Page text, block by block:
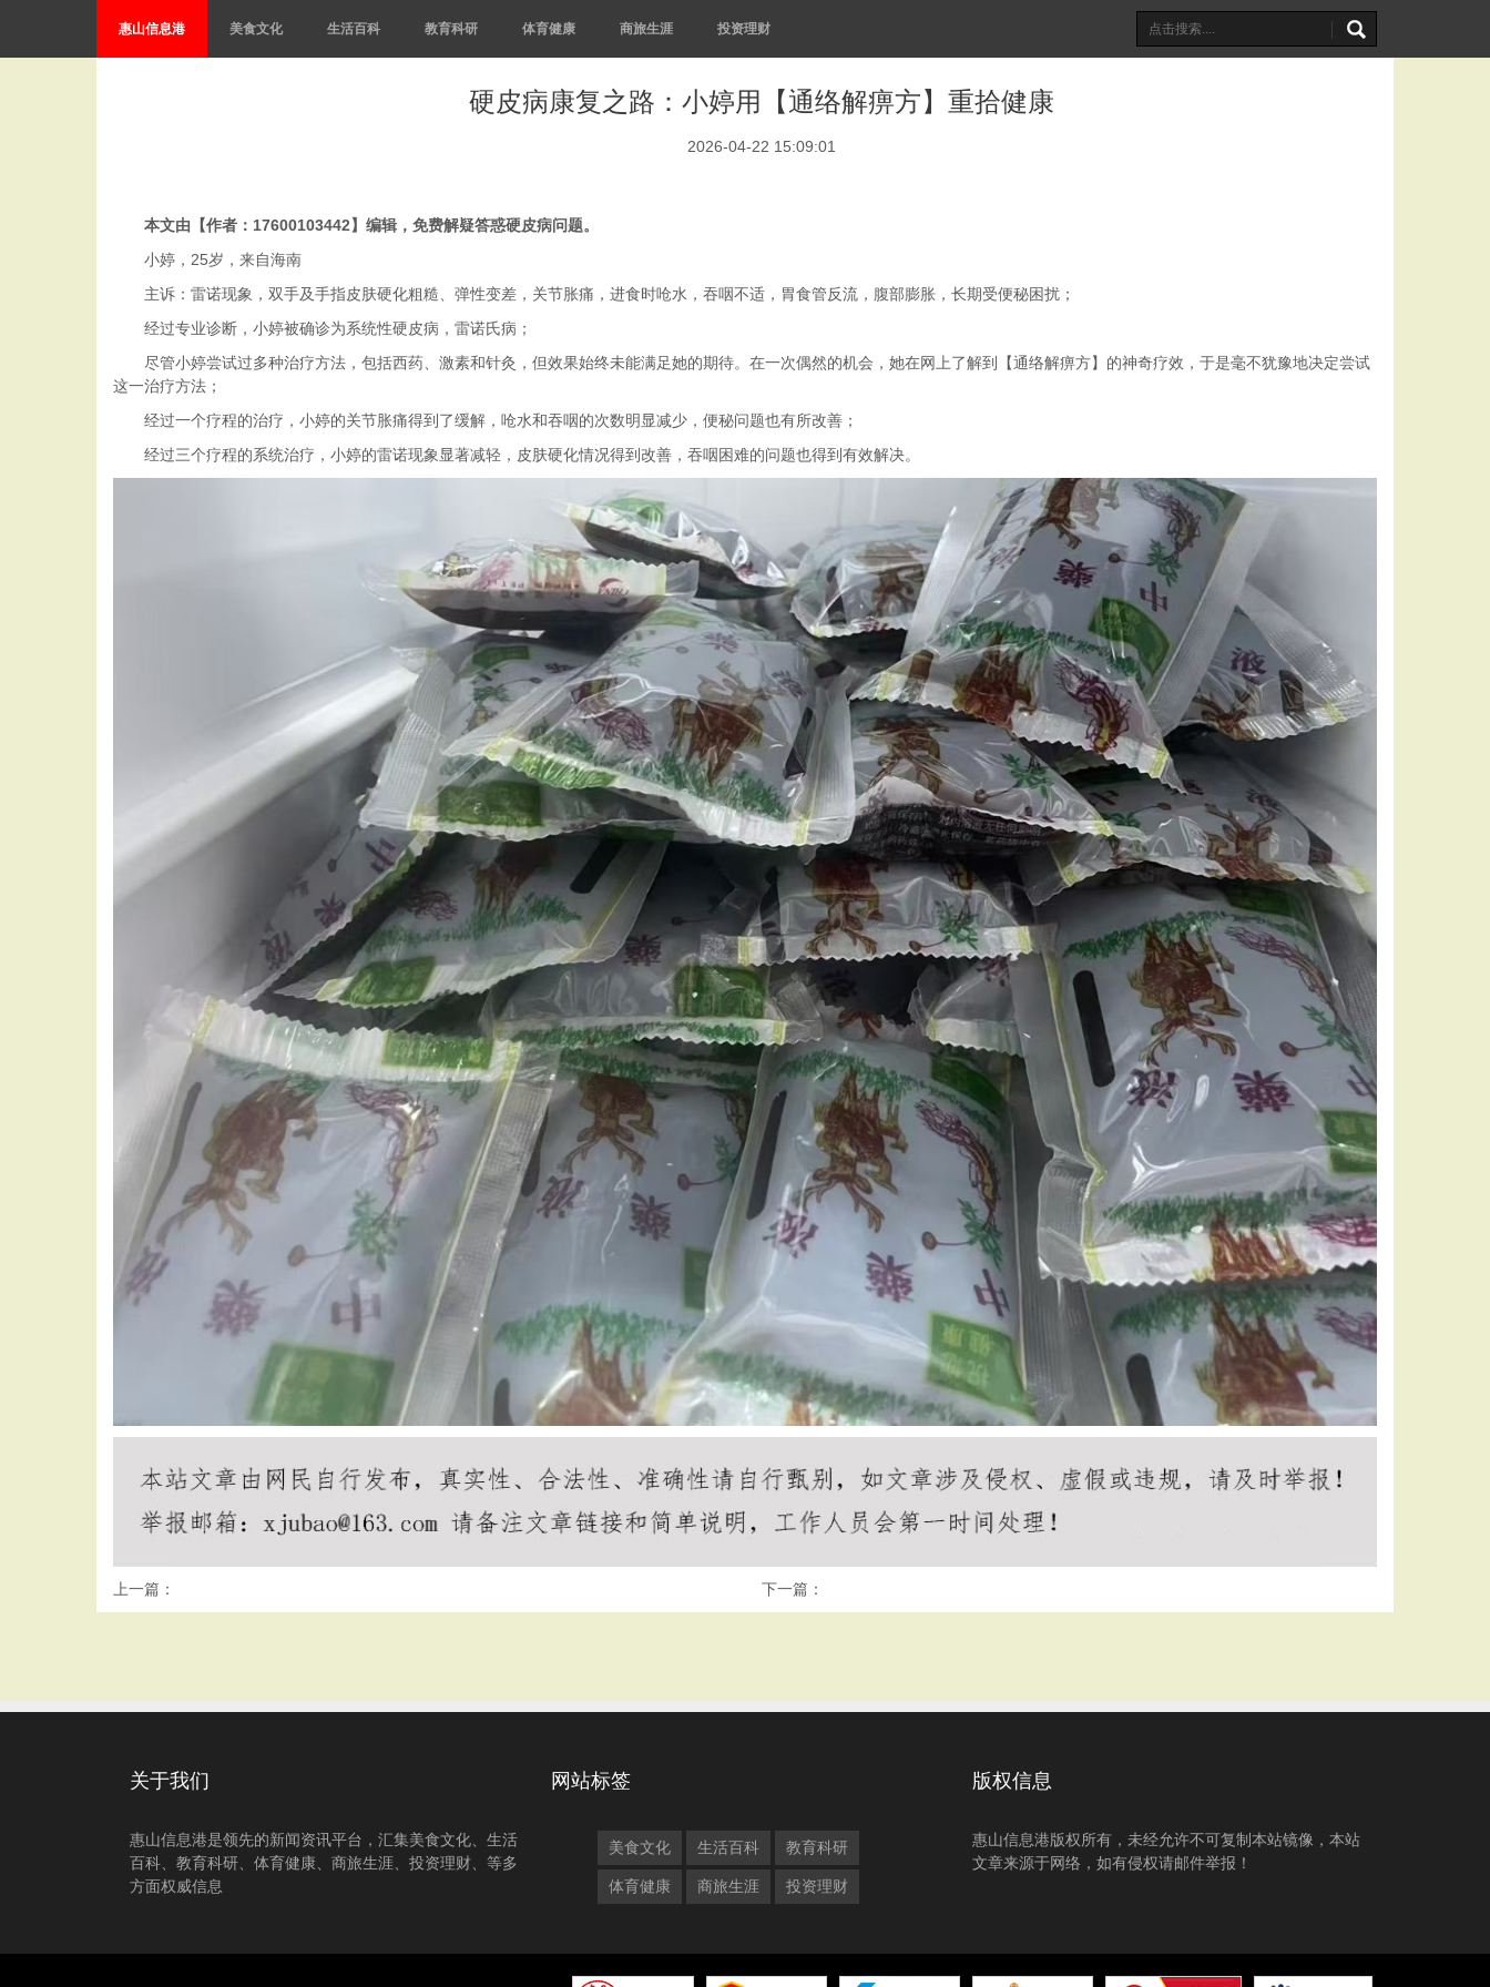
惠山信息港 美食文化 生活百科 教育科研 体育健康 商旅生涯 投资理财
硬皮病康复之路：小婷用【通络解痹方】重拾健康
2026-04-22 15:09:01
本文由【作者：17600103442】编辑，免费解疑答惑硬皮病问题。
小婷，25岁，来自海南
主诉：雷诺现象，双手及手指皮肤硬化粗糙、弹性变差，关节胀痛，进食时呛水，吞咽不适，胃食管反流，腹部膨胀，长期受便秘困扰；
经过专业诊断，小婷被确诊为系统性硬皮病，雷诺氏病；
尽管小婷尝试过多种治疗方法，包括西药、激素和针灸，但效果始终未能满足她的期待。在一次偶然的机会，她在网上了解到【通络解痹方】的神奇疗效，于是毫不犹豫地决定尝试
这一治疗方法；
经过一个疗程的治疗，小婷的关节胀痛得到了缓解，呛水和吞咽的次数明显减少，便秘问题也有所改善；
经过三个疗程的系统治疗，小婷的雷诺现象显著减轻，皮肤硬化情况得到改善，吞咽困难的问题也得到有效解决。
上一篇： 下一篇：
关于我们
惠山信息港是领先的新闻资讯平台，汇集美食文化、生活
百科、教育科研、体育健康、商旅生涯、投资理财、等多
方面权威信息
网站标签
美食文化 生活百科 教育科研
体育健康 商旅生涯 投资理财
版权信息
惠山信息港版权所有，未经允许不可复制本站镜像，本站
文章来源于网络，如有侵权请邮件举报！